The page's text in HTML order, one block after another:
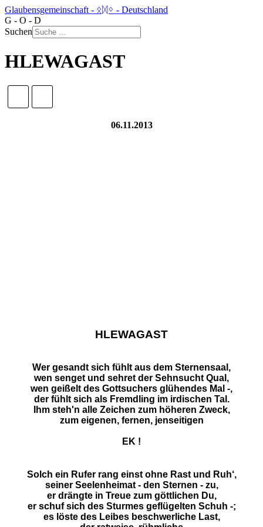
Glaubensgemeinschaft - ᛟᛞᛜ - Deutschland
G - O - D
Suchen
HLEWAGAST
06.11.2013
HLEWAGAST
Wer gesandt sich fühlt aus dem Sternensaal,
wen senget und sehret der Sehnsucht Qual,
wen geißelt des Gottsuchers glühendes Mal -,
der fühlt sich als Fremdling im irdischen Tal.
Ihm steh'n alle Zeichen zum höheren Zweck,
zum eigenen, fernen, jenseitigen
EK !
Solch ein Rufer rang einst ohne Rast und Ruh‘,
seiner Seelenheimat - den Sternen - zu,
er drängte in Treue zum göttlichen Du,
er schuf sich des Sturmes geflügelten Schuh -;
es löste des Leibes beschwerliche Last,